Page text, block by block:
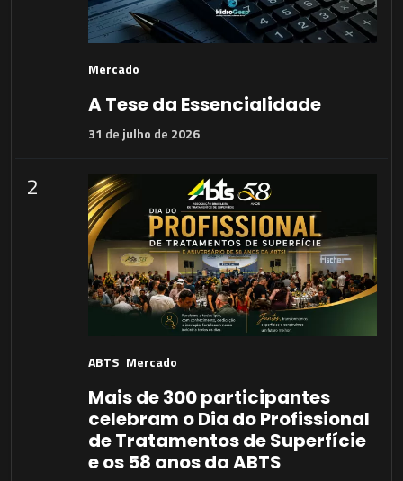
Mercado
A Tese da Essencialidade
31 de julho de 2026
2
ABTS Mercado
Mais de 300 participantes
celebram o Dia do Profissional
de Tratamentos de Superfície
e os 58 anos da ABTS